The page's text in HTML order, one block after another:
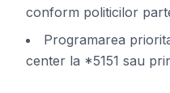
conform politicilor
Programarea
center la *5151 sau